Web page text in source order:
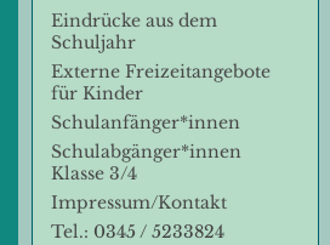
Eindrücke aus dem
Schuljahr
Externe Freizeitangebote
für Kinder
Schulanfänger*innen
Schulabgänger*innen
Klasse 3/4
Impressum/Kontakt
Tel.: 0345 / 5233824